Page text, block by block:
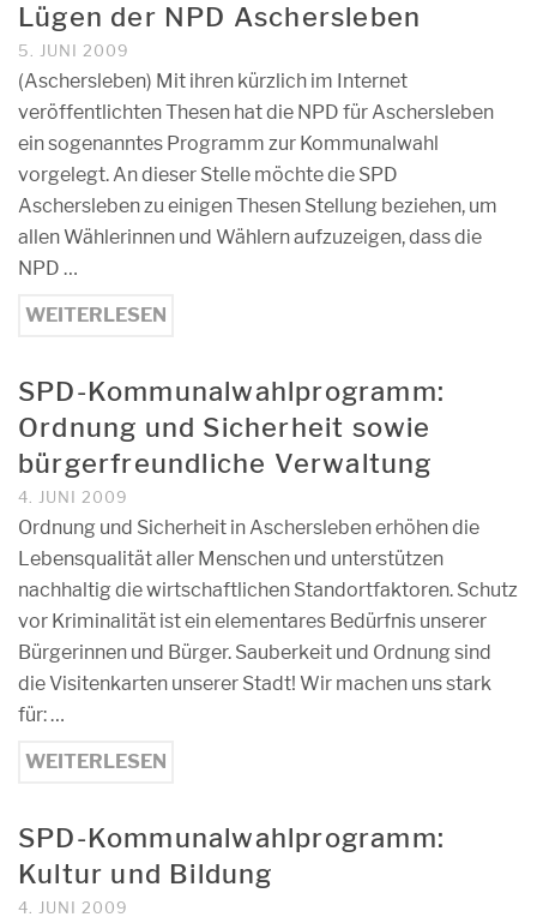
Lügen der NPD Aschersleben
5. JUNI 2009
(Aschersleben) Mit ihren kürzlich im Internet
veröffentlichten Thesen hat die NPD für Aschersleben
ein sogenanntes Programm zur Kommunalwahl
vorgelegt. An dieser Stelle möchte die SPD
Aschersleben zu einigen Thesen Stellung beziehen, um
allen Wählerinnen und Wählern aufzuzeigen, dass die
NPD …
WEITERLESEN
SPD-Kommunalwahlprogramm:
Ordnung und Sicherheit sowie
bürgerfreundliche Verwaltung
4. JUNI 2009
Ordnung und Sicherheit in Aschersleben erhöhen die
Lebensqualität aller Menschen und unterstützen
nachhaltig die wirtschaftlichen Standortfaktoren. Schutz
vor Kriminalität ist ein elementares Bedürfnis unserer
Bürgerinnen und Bürger. Sauberkeit und Ordnung sind
die Visitenkarten unserer Stadt! Wir machen uns stark
für: …
WEITERLESEN
SPD-Kommunalwahlprogramm:
Kultur und Bildung
4. JUNI 2009